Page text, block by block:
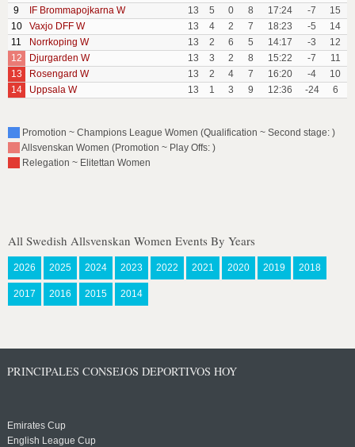
9
IF Brommapojkarna W 13 5 0 8 17:24 -7
15
10
Vaxjo DFF W 13 4 2 7 18:23 -5
14
11
Norrkoping W 13 2 6 5 14:17 -3
12
12
Djurgarden W 13 3 2 8 15:22 -7
11
13
Rosengard W 13 2 4 7 16:20 -4
10
14
Uppsala W 13 1 3 9 12:36 -24 6
Promotion ~ Champions League Women (Qualification ~ Second stage: )
Allsvenskan Women (Promotion ~ Play Offs: )
Relegation ~ Elitettan Women
All Swedish Allsvenskan Women Events By Years
2026 2025 2024 2023 2022 2021 2020 2019 2018
2017 2016 2015 2014
PRINCIPALES CONSEJOS DEPORTIVOS HOY
Emirates Cup
English League Cup